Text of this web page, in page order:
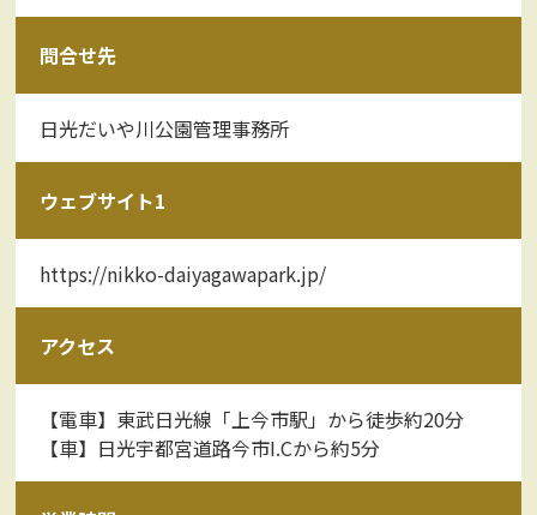
問合せ先
日光だいや川公園管理事務所
ウェブサイト1
https://nikko-daiyagawapark.jp/
アクセス
【電車】東武日光線「上今市駅」から徒歩約20分
【車】日光宇都宮道路今市I.Cから約5分